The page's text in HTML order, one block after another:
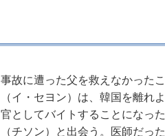
事故に遭った父を救えなかった
（イ・セヨン）は、韓国を離れ
官としてバイトすることになっ
（チソン）と出会う。医師だっ